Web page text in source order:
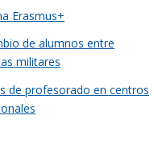
Erasmus+
de alumnos entre
militares
de profesorado en centros